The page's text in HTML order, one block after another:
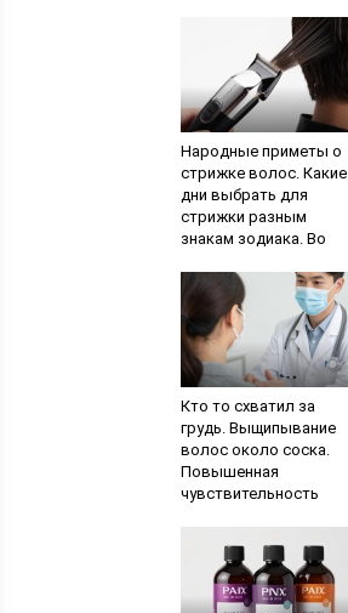
Народные приметы о
стрижке волос. Какие
дни выбрать для
стрижки разным
знакам зодиака. Во
Кто то схватил за
грудь. Выщипывание
волос около соска.
Повышенная
чувствительность